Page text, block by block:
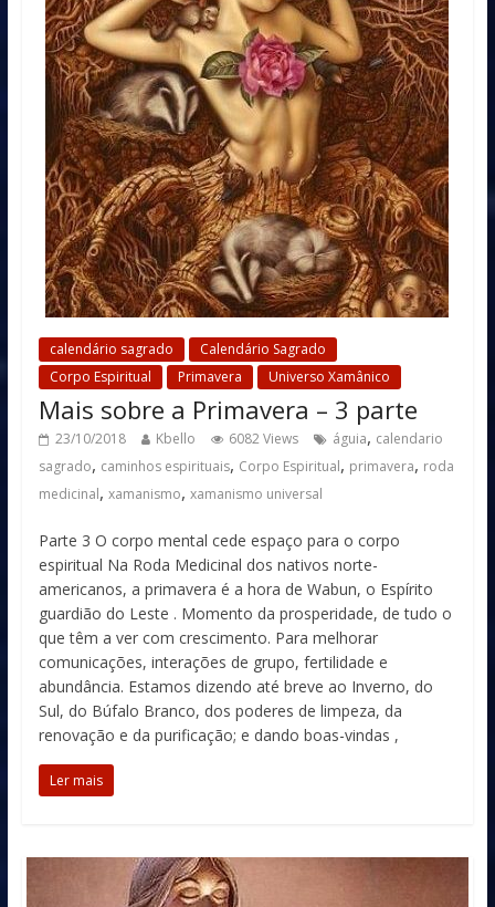
calendário sagrado
Calendário Sagrado
Corpo Espiritual
Primavera Universo Xamânico
Mais sobre a Primavera – 3 parte
23/10/2018 Kbello 6082 Views águia, calendario
sagrado, caminhos espirituais, Corpo Espiritual, primavera, roda
medicinal, xamanismo, xamanismo universal
Parte 3 O corpo mental cede espaço para o corpo
espiritual Na Roda Medicinal dos nativos norte-
americanos, a primavera é a hora de Wabun, o Espírito
guardião do Leste . Momento da prosperidade, de tudo o
que têm a ver com crescimento. Para melhorar
comunicações, interações de grupo, fertilidade e
abundância. Estamos dizendo até breve ao Inverno, do
Sul, do Búfalo Branco, dos poderes de limpeza, da
renovação e da purificação; e dando boas-vindas ,
Ler mais